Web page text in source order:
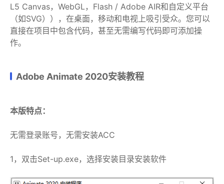
L5 Canvas，WebGL，Flash / Adob​​e AIR和自定义平台
（如SVG）），在桌面，移动和电视上吸引受众。您可以
直接在项目中包含代码，甚至无需编写代码即可添加操
作。
Adobe Animate 2020安装教程
本版特点：
无需登录账号，无需安装ACC
1，双击Set-up.exe，选择安装目录安装软件